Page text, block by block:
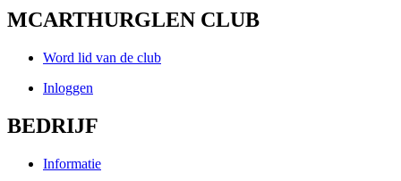
MCARTHURGLEN CLUB
Word lid van de club
Inloggen
BEDRIJF
Informatie